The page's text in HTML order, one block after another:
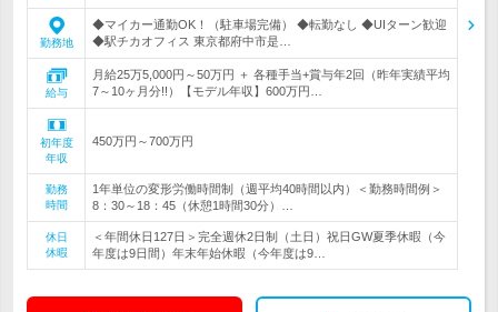
勤務地
◆マイカー通勤OK！（駐車場完備） ◆転勤なし ◆UIターン歓迎
◆駅チカオフィス 東京都府中市是…
給与
月給25万5,000円～50万円 ＋ 各種手当+賞与年2回（昨年実績平均
7～10ヶ月分!!）【モデル年収】600万円…
初年度
年収
450万円～700万円
勤務
時間
1年単位の変形労働時間制（週平均40時間以内）＜勤務時間例＞
8：30～18：45（休憩1時間30分）…
休日
休暇
＜年間休日127日＞完全週休2日制（土日）祝日GW夏季休暇（今
年度は9日間）年末年始休暇（今年度は9…